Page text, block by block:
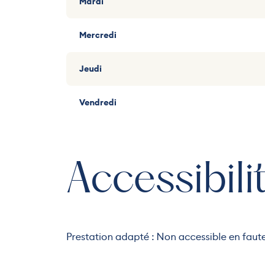
Mercredi
Jeudi
Vendredi
Prestation adapté : Non accessible en